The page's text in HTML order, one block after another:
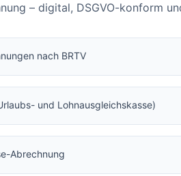
– digital, DSGVO-konform
nach BRTV
und Lohnausgleichskasse)
Abrechnung